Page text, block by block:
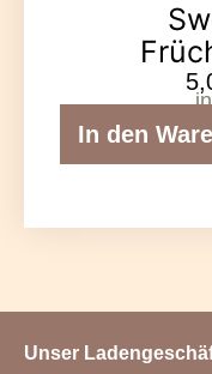
In den
Unser